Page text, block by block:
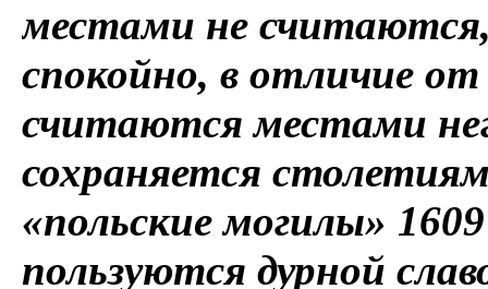
местами не
спокойно, в отличие от
считаются местами
сохраняется
«польские могилы»
пользуются дурной